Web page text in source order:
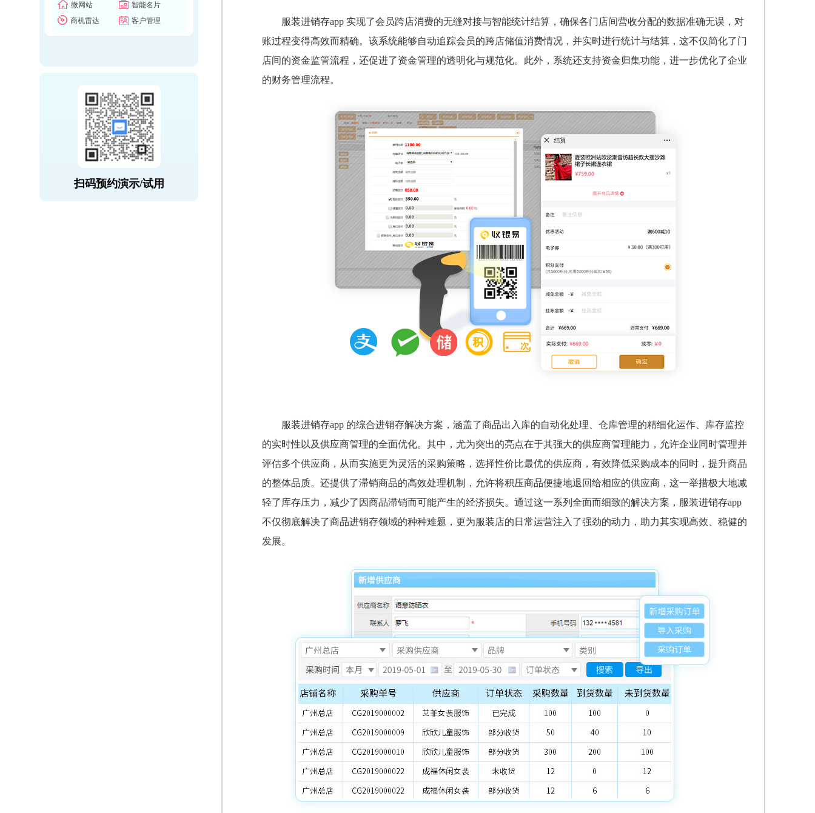
微网站
智能名片
商机雷达
客户管理
扫码预约演示/试用
服装进销存app 实现了会员跨店消费的无缝对接与智能统计结算，确保各门店间营收分配的数据准确无误，对
账过程变得高效而精确。该系统能够自动追踪会员的跨店储值消费情况，并实时进行统计与结算，这不仅简化了门
店间的资金监管流程，还促进了资金管理的透明化与规范化。此外，系统还支持资金归集功能，进一步优化了企业
的财务管理流程。
服装进销存app 的综合进销存解决方案，涵盖了商品出入库的自动化处理、仓库管理的精细化运作、库存监控
的实时性以及供应商管理的全面优化。其中，尤为突出的亮点在于其强大的供应商管理能力，允许企业同时管理并
评估多个供应商，从而实施更为灵活的采购策略，选择性价比最优的供应商，有效降低采购成本的同时，提升商品
的整体品质。还提供了滞销商品的高效处理机制，允许将积压商品便捷地退回给相应的供应商，这一举措极大地减
轻了库存压力，减少了因商品滞销而可能产生的经济损失。通过这一系列全面而细致的解决方案，服装进销存app
不仅彻底解决了商品进销存领域的种种难题，更为服装店的日常运营注入了强劲的动力，助力其实现高效、稳健的
发展。